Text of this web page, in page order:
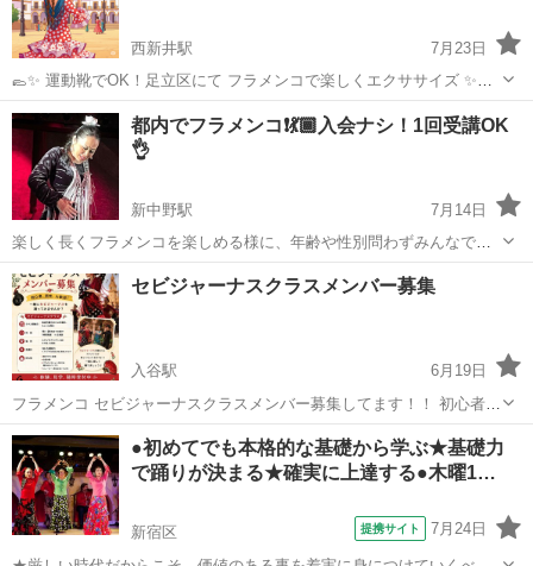
西新井駅
7月23日
🥿✨ 運動靴でOK！足立区にて フラメンコで楽しくエクササイズ ✨🥿
💃「ちょっと体を動かしたいな」 🎶「踊りは初めてだけど何か始めた
い」 そんなあなたへ🌿 フラメンコをエクササイズ感覚で、気軽にはじ
めてみませ...
東京 足立区 西新井駅 フラメンコ クラス
都内でフラメンコ❗️💃🏾入会ナシ！1回受講OK
👌
新中野駅
7月14日
楽しく長くフラメンコを楽しめる様に、年齢や性別問わずみんなで和
気あいあいと楽しく学んでいきます😊 フラメンコと人とのつながりを
大切にしているアットホームなクラスです💕 明るく楽しい仲間と一緒
東京 中野区 新中野駅 フラメンコ 洋子
セビジャーナスクラスメンバー募集
入谷駅
6月19日
フラメンコ セビジャーナスクラスメンバー募集してます！！ 初心者、
男性、経験ある方、大歓迎 一緒にセビジャーナスを踊ってみません
か？ クラスでは ストレッチやマルカールなどの基礎的な動きを少しや
ってから、セビジャー...
東京 台東区 入谷駅 フラメンコ クラス
●初めてでも本格的な基礎から学ぶ★基礎力
で踊りが決まる★確実に上達する●木曜1…
新宿区 提携サイト 7月24日